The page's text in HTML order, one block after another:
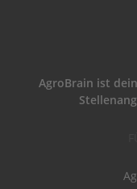
AgroBrain ist